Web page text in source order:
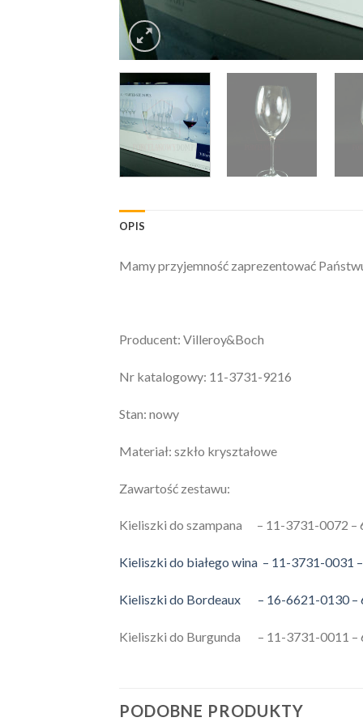
OPIS
Mamy przyjemność zaprezentować
Producent: Villeroy&Boch
Nr katalogowy: 11-3731-9216
Stan: nowy
Materiał: szkło kryształowe
Zawartość zestawu:
Kieliszki do szampana – 11-3731-0072 –
Kieliszki do białego wina – 11-3731-0031
Kieliszki do Bordeaux – 16-6621-0130 –
Kieliszki do Burgunda – 11-3731-0011 –
PODOBNE PRODUKTY